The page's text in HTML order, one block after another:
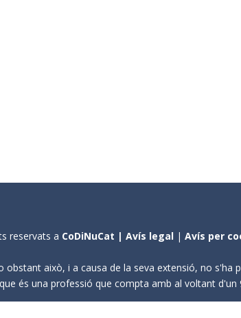
reservats a CoDiNuCat |Avís legal |Avís per
això, i a causa de la seva extensió, no s'ha
és una professió que compta amb al voltant d'un